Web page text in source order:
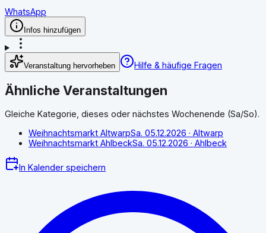
WhatsApp
Infos hinzufügen
Veranstaltung hervorheben Hilfe & häufige Fragen
Ähnliche Veranstaltungen
Gleiche Kategorie, dieses oder nächstes Wochenende (Sa/So).
Weihnachtsmarkt AltwarpSa. 05.12.2026 · Altwarp
Weihnachtsmarkt AhlbeckSa. 05.12.2026 · Ahlbeck
In Kalender speichern